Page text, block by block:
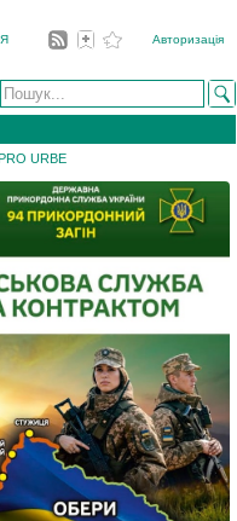
Авторизація
URBE